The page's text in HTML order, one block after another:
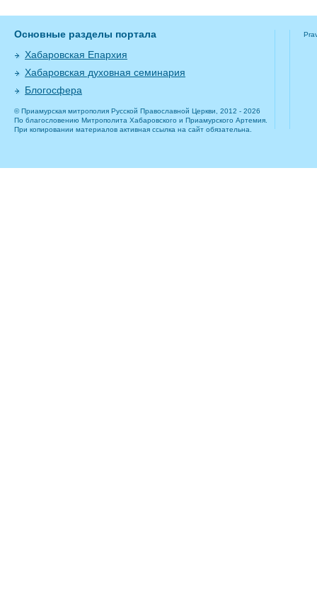
Основные разделы портала
Хабаровская Епархия
Хабаровская духовная семинария
Блогосфера
© Приамурская митрополия Русской Православной Церкви, 2012 - 2026
По благословению Митрополита Хабаровского и Приамурского Артемия.
При копировании материалов активная ссылка на сайт обязательна.